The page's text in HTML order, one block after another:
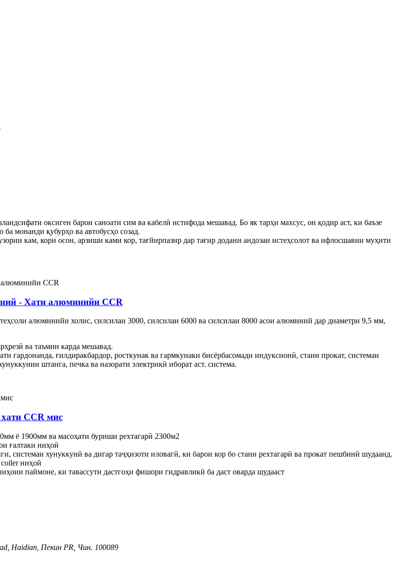
оксиген барои саноати сим ва кабелӣ истифода мешавад. Бо як тарҳи махсус, он қодир аст, ки баъзе
монанди қубурҳо ва автобусҳо созад.
кам, кори осон, арзиши ками кор, тағйирпазир дар тағир додани андозаи истеҳсолот ва ифлосшавии муҳити
- Хати алюминийи CCR
алюминийи холис, силсилаи 3000, силсилаи 6000 ва силсилаи 8000 асои алюминий дар диаметри 9,5 мм,
ва таъмин карда мешавад.
гардонанда, ғилдиракбардор, росткунак ва гармкунаки бисёрбасомади индуксионӣ, стани прокат, системаи
штанга, печка ва назорати электрикӣ иборат аст. система.
CCR мис
ё 1900мм ва масоҳати буриши рехтагарӣ 2300м2
ғалтаки ниҳоӣ
системаи хунуккунӣ ва дигар таҷҳизоти иловагӣ, ки барои кор бо стани рехтагарӣ ва прокат пешбинӣ шудаанд.
coiler ниҳоӣ
паймоне, ки тавассути дастгоҳи фишори гидравликӣ ба даст оварда шудааст
Haidian, Пекин PR, Чин. 100089